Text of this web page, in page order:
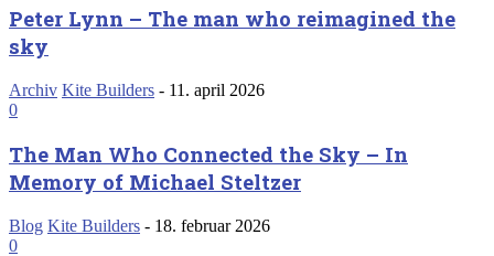
Peter Lynn – The man who reimagined the
sky
Archiv Kite Builders - 11. april 2026
0
The Man Who Connected the Sky – In
Memory of Michael Steltzer
Blog Kite Builders - 18. februar 2026
0